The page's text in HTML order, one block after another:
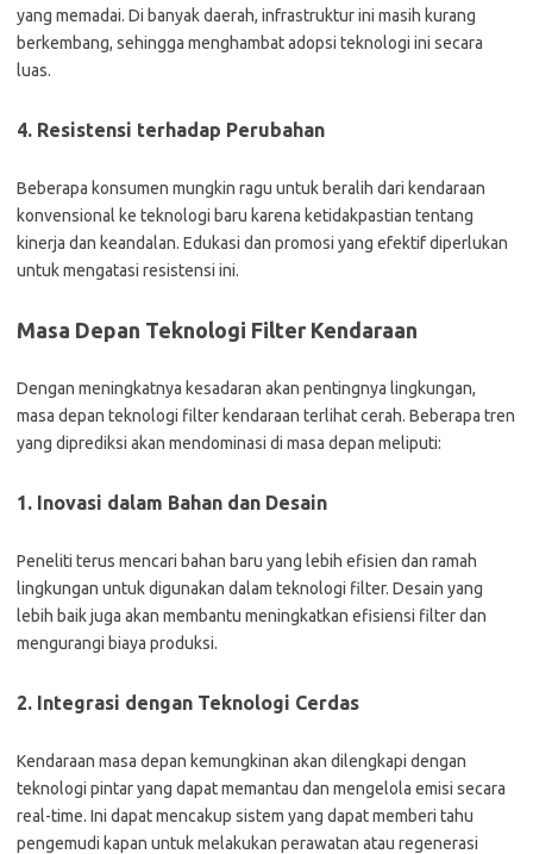
yang memadai. Di banyak daerah, infrastruktur ini masih kurang
berkembang, sehingga menghambat adopsi teknologi ini secara
luas.
4. Resistensi terhadap Perubahan
Beberapa konsumen mungkin ragu untuk beralih dari kendaraan
konvensional ke teknologi baru karena ketidakpastian tentang
kinerja dan keandalan. Edukasi dan promosi yang efektif diperlukan
untuk mengatasi resistensi ini.
Masa Depan Teknologi Filter Kendaraan
Dengan meningkatnya kesadaran akan pentingnya lingkungan,
masa depan teknologi filter kendaraan terlihat cerah. Beberapa tren
yang diprediksi akan mendominasi di masa depan meliputi:
1. Inovasi dalam Bahan dan Desain
Peneliti terus mencari bahan baru yang lebih efisien dan ramah
lingkungan untuk digunakan dalam teknologi filter. Desain yang
lebih baik juga akan membantu meningkatkan efisiensi filter dan
mengurangi biaya produksi.
2. Integrasi dengan Teknologi Cerdas
Kendaraan masa depan kemungkinan akan dilengkapi dengan
teknologi pintar yang dapat memantau dan mengelola emisi secara
real-time. Ini dapat mencakup sistem yang dapat memberi tahu
pengemudi kapan untuk melakukan perawatan atau regenerasi